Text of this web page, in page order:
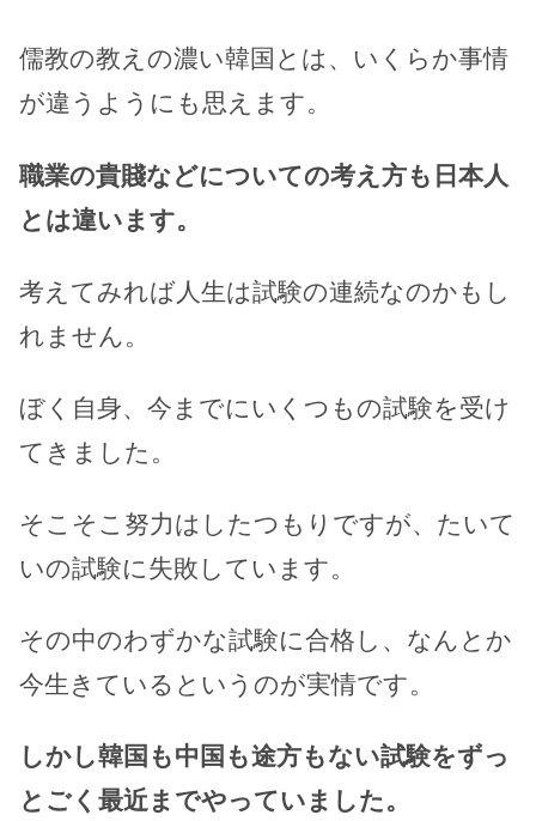
儒教の教えの濃い韓国とは、いくらか事情
が違うようにも思えます。
職業の貴賤などについての考え方も日本人
とは違います。
考えてみれば人生は試験の連続なのかもし
れません。
ぼく自身、今までにいくつもの試験を受け
てきました。
そこそこ努力はしたつもりですが、たいて
いの試験に失敗しています。
その中のわずかな試験に合格し、なんとか
今生きているというのが実情です。
しかし韓国も中国も途方もない試験をずっ
とごく最近までやっていました。